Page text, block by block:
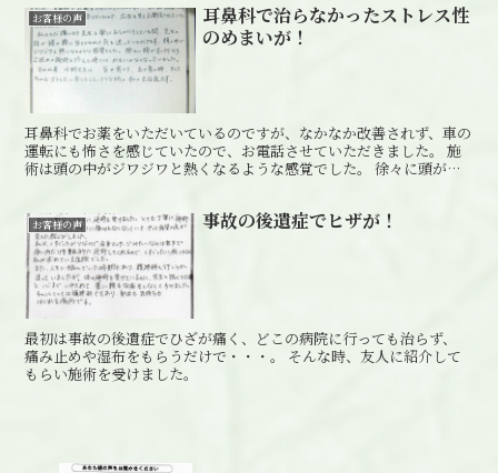
お客様の声
耳鼻科で治らなかったストレス性
のめまいが！
耳鼻科でお薬をいただいているのですが、なかなか改善されず、車の
運転にも怖さを感じていたので、お電話させていただきました。 施
術は頭の中がジワジワと熱くなるような感覚でした。 徐々に頭がす
お客様の声 事故の後遺症でヒザが！
最初は事故の後遺症でひざが痛く、どこの病院に行っても治らず、
痛み止めや湿布をもらうだけで・・・。 そんな時、友人に紹介して
もらい施術を受けました。